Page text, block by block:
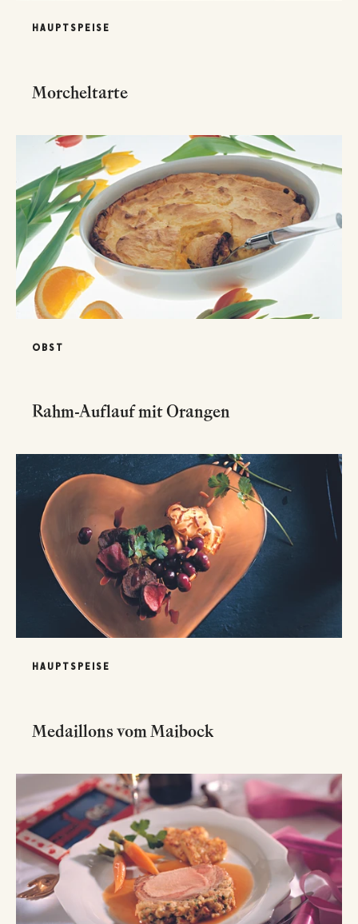
HAUPTSPEISE
Morcheltarte
OBST
Rahm-Auflauf mit Orangen
HAUPTSPEISE
Medaillons vom Maibock